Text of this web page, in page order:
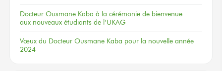
Docteur Ousmane Kaba à la cérémonie de bienvenue
aux nouveaux étudiants de l’UKAG
Vœux du Docteur Ousmane Kaba pour la nouvelle année
2024